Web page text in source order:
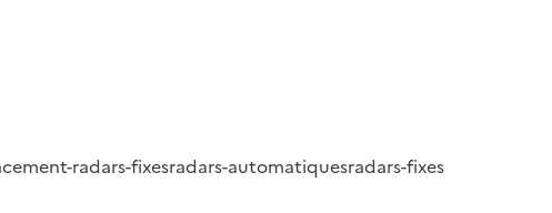
radars-fixesradars-automatiquesradars-fixes